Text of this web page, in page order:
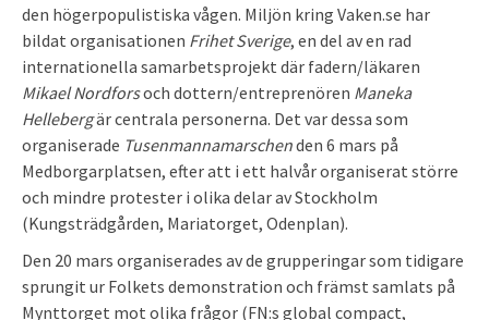
den högerpopulistiska vågen. Miljön kring Vaken.se har
bildat organisationen Frihet Sverige, en del av en rad
internationella samarbetsprojekt där fadern/läkaren
Mikael Nordforsoch dottern/entreprenören Maneka
Hellebergär centrala personerna. Det var dessa som
organiserade Tusenmannamarschenden 6 mars på
Medborgarplatsen, efter att i ett halvår organiserat större
och mindre protester i olika delar av Stockholm
(Kungsträdgården, Mariatorget, Odenplan).
Den 20 mars organiserades av de grupperingar som tidigare
sprungit ur Folkets demonstration och främst samlats på
Mynttorget mot olika frågor (FN:s global compact,